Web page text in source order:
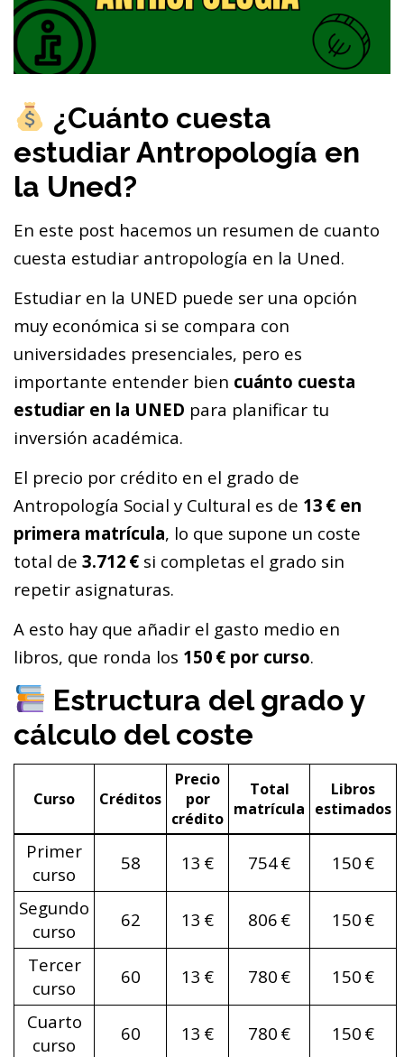
¿Cuánto cuesta
estudiar Antropología en
la Uned?
En este post hacemos un resumen de cuanto
cuesta estudiar antropología en la Uned.
Estudiar en la UNED puede ser una opción
muy económica si se compara con
universidades presenciales, pero es
importante entender bien cuánto cuesta
estudiar en la UNED para planificar tu
inversión académica.
El precio por crédito en el grado de
Antropología Social y Cultural es de 13 € en
primera matrícula, lo que supone un coste
total de 3.712 € si completas el grado sin
repetir asignaturas.
A esto hay que añadir el gasto medio en
libros, que ronda los 150 € por curso.
Estructura del grado y
cálculo del coste
Curso Créditos
Precio
por
crédito
Total
matrícula
Libros
estimados
Primer
curso
58 13 € 754 €
150 €
Segundo
curso
62 13 € 806 €
150 €
Tercer
curso
60 13 € 780 €
150 €
Cuarto
curso
60 13 € 780 € 150 €